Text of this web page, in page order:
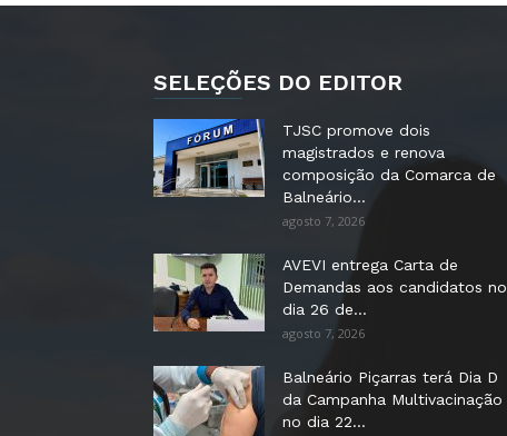
SELEÇÕES DO EDITOR
TJSC promove dois
magistrados e renova
composição da Comarca de
Balneário...
agosto 7, 2026
AVEVI entrega Carta de
Demandas aos candidatos no
dia 26 de...
agosto 7, 2026
Balneário Piçarras terá Dia D
da Campanha Multivacinação
no dia 22...